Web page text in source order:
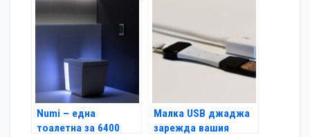
Numi – една
тоалетна за 6400
Малка USB джаджа
зарежда вашия